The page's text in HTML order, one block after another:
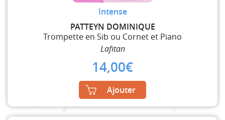
Intense
PATTEYN DOMINIQUE
Trompette en Sib ou Cornet et Piano
Lafitan
14,00€
Ajouter